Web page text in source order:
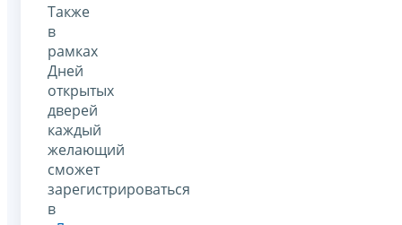
Также
в
рамках
Дней
открытых
дверей
каждый
желающий
сможет
зарегистрироваться
в